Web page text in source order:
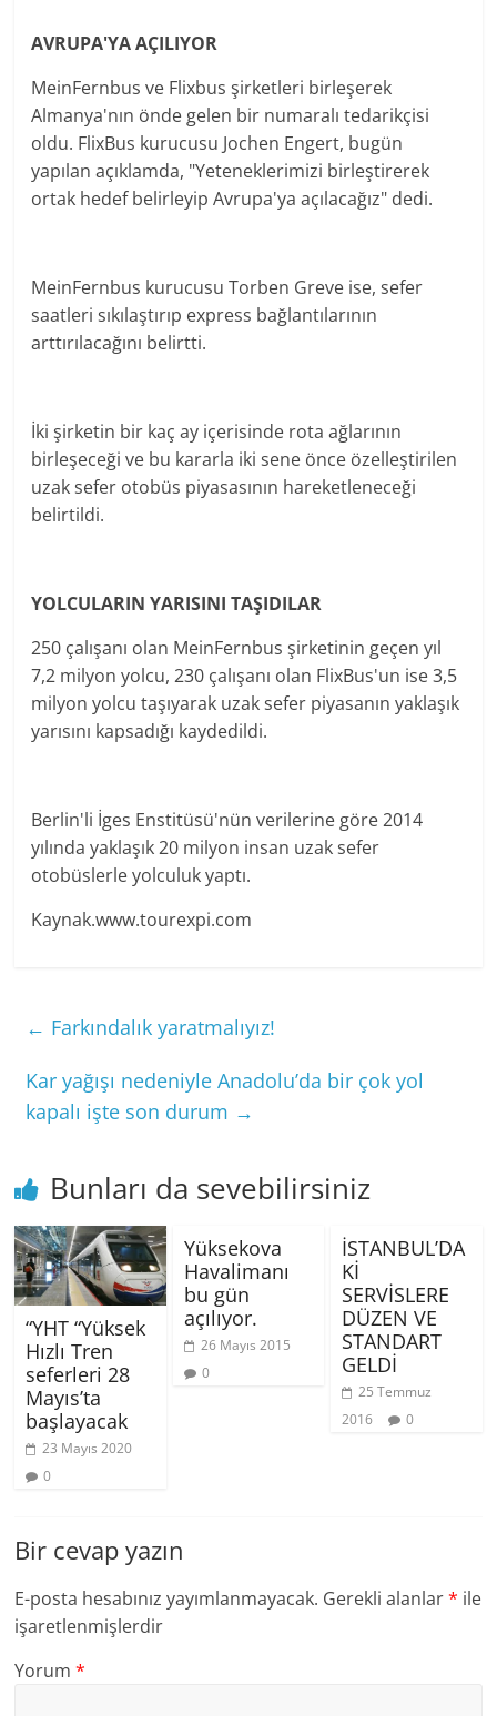
AVRUPA'YA AÇILIYOR
MeinFernbus ve Flixbus şirketleri birleşerek
Almanya'nın önde gelen bir numaralı tedarikçisi
oldu. FlixBus kurucusu Jochen Engert, bugün
yapılan açıklamda, "Yeteneklerimizi birleştirerek
ortak hedef belirleyip Avrupa'ya açılacağız" dedi.
MeinFernbus kurucusu Torben Greve ise, sefer
saatleri sıkılaştırıp express bağlantılarının
arttırılacağını belirtti.
İki şirketin bir kaç ay içerisinde rota ağlarının
birleşeceği ve bu kararla iki sene önce özelleştirilen
uzak sefer otobüs piyasasının hareketleneceği
belirtildi.
YOLCULARIN YARISINI TAŞIDILAR
250 çalışanı olan MeinFernbus şirketinin geçen yıl
7,2 milyon yolcu, 230 çalışanı olan FlixBus'un ise 3,5
milyon yolcu taşıyarak uzak sefer piyasanın yaklaşık
yarısını kapsadığı kaydedildi.
Berlin'li İges Enstitüsü'nün verilerine göre 2014
yılında yaklaşık 20 milyon insan uzak sefer
otobüslerle yolculuk yaptı.
Kaynak.www.tourexpi.com
← Farkındalık yaratmalıyız!
Kar yağışı nedeniyle Anadolu’da bir çok yol
kapalı işte son durum →
Bunları da sevebilirsiniz
“YHT “Yüksek
Hızlı Tren
seferleri 28
Mayıs’ta
başlayacak
23 Mayıs 2020
0
Yüksekova
Havalimanı
bu gün
açılıyor.
26 Mayıs 2015
0
İSTANBUL’DA
Kİ
SERVİSLERE
DÜZEN VE
STANDART
GELDİ
25 Temmuz
2016
0
Bir cevap yazın
E-posta hesabınız yayımlanmayacak. Gerekli alanlar* ile
işaretlenmişlerdir
Yorum*